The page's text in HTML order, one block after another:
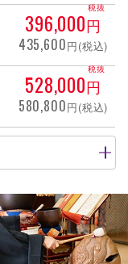
396,000円
税抜
435,600円(税込)
528,000円
税抜
580,800円(税込)